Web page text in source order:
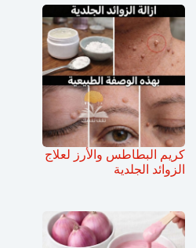
كريم البطاطس والأرز لعلاج
الزوائد الجلدية